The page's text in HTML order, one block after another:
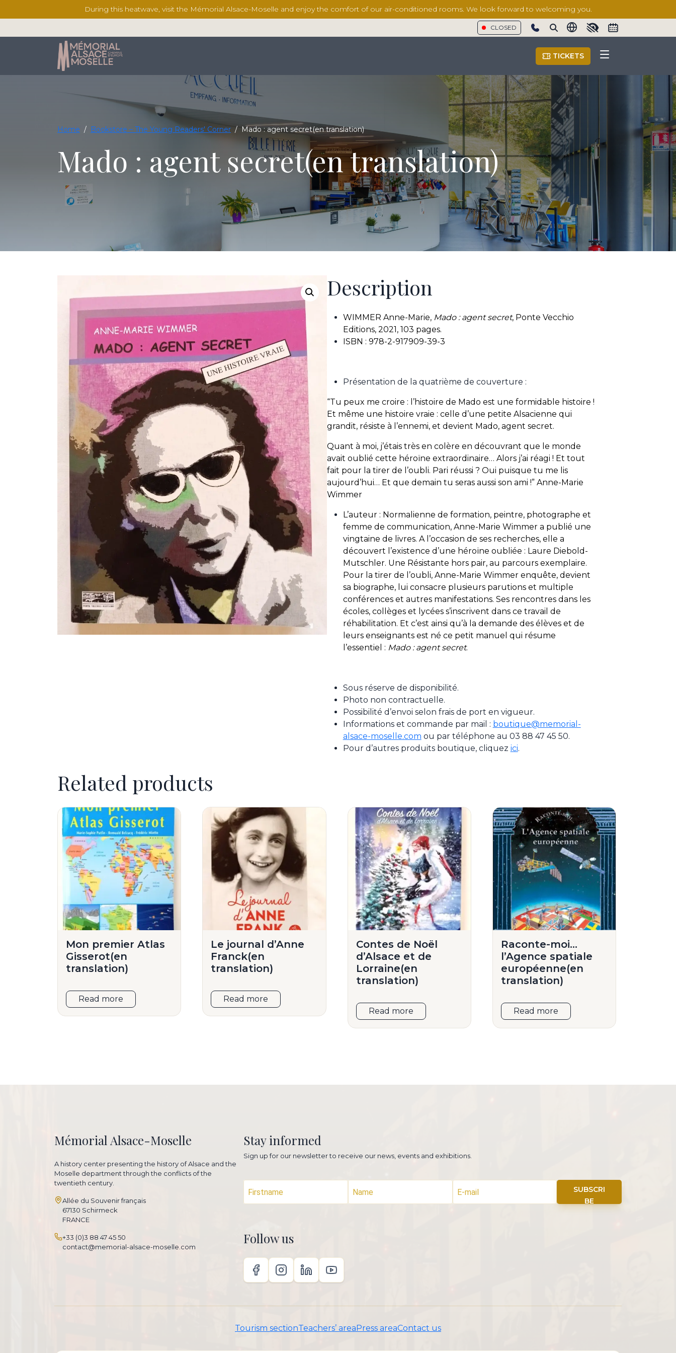
During this heatwave, visit the Mémorial Alsace-Moselle and enjoy the comfort of our air-conditioned rooms. We look forward to welcoming you.
CLOSED
Show phone number
TICKETS
Home / Bookstore – The Young Readers' Corner / Mado : agent secret(en translation)
Mado : agent secret(en translation)
Description
WIMMER Anne-Marie, Mado : agent secret, Ponte Vecchio
Editions, 2021, 103 pages.
ISBN : 978-2-917909-39-3
Présentation de la quatrième de couverture :
“Tu peux me croire : l’histoire de Mado est une formidable histoire !
Et même une histoire vraie : celle d’une petite Alsacienne qui
grandit, résiste à l’ennemi, et devient Mado, agent secret.
Quant à moi, j’étais très en colère en découvrant que le monde
avait oublié cette héroïne extraordinaire… Alors j’ai réagi ! Et tout
fait pour la tirer de l’oubli. Pari réussi ? Oui puisque tu me lis
aujourd’hui… Et que demain tu seras aussi son ami !” Anne-Marie
Wimmer
L’auteur : Normalienne de formation, peintre, photographe et
femme de communication, Anne-Marie Wimmer a publié une
vingtaine de livres. A l’occasion de ses recherches, elle a
découvert l’existence d’une héroïne oubliée : Laure Diebold-
Mutschler. Une Résistante hors pair, au parcours exemplaire.
Pour la tirer de l’oubli, Anne-Marie Wimmer enquête, devient
sa biographe, lui consacre plusieurs parutions et multiple
conférences et autres manifestations. Ses rencontres dans les
écoles, collèges et lycées s’inscrivent dans ce travail de
réhabilitation. Et c’est ainsi qu’à la demande des élèves et de
leurs enseignants est né ce petit manuel qui résume
l’essentiel : Mado : agent secret.
Sous réserve de disponibilité.
Photo non contractuelle.
Possibilité d’envoi selon frais de port en vigueur.
Informations et commande par mail : boutique@memorial-
alsace-moselle.com ou par téléphone au 03 88 47 45 50.
Pour d’autres produits boutique, cliquez ici.
Related products
Mon premier Atlas
Gisserot(en
translation)
Read more
Le journal d’Anne
Franck(en
translation)
Read more
Contes de Noël
d’Alsace et de
Lorraine(en
translation)
Read more
Raconte-moi…
l’Agence spatiale
européenne(en
translation)
Read more
Mémorial Alsace-Moselle
A history center presenting the history of Alsace and the
Moselle department through the conflicts of the
twentieth century.
Allée du Souvenir français
67130 Schirmeck
FRANCE
+33 (0)3 88 47 45 50
contact@memorial-alsace-moselle.com
Stay informed
Sign up for our newsletter to receive our news, events and exhibitions.
SUBSCRI
BE
Follow us
Tourism sectionTeachers’ areaPress areaContact us